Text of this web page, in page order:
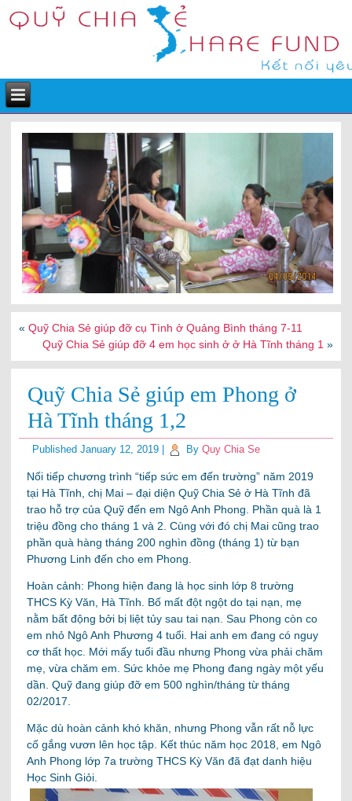
«Quỹ Chia Sẻ giúp đỡ cụ Tình ở Quảng Bình tháng 7-11
Quỹ Chia Sẻ giúp đỡ 4 em học sinh ở ở Hà Tĩnh tháng 1 »
Quỹ Chia Sẻ giúp em Phong ở
Hà Tĩnh tháng 1,2
Published January 12, 2019 By Quy Chia Se
Nối tiếp chương trình “tiếp sức em đến trường” năm 2019
tại Hà Tĩnh, chị Mai – đại diện Quỹ Chia Sẻ ở Hà Tĩnh đã
trao hỗ trợ của Quỹ đến em Ngô Anh Phong. Phần quà là 1
triệu đồng cho tháng 1 và 2. Cùng với đó chị Mai cũng trao
phần quà hàng tháng 200 nghìn đồng (tháng 1) từ bạn
Phương Linh đến cho em Phong.
Hoàn cảnh: Phong hiện đang là học sinh lớp 8 trường
THCS Kỳ Văn, Hà Tĩnh. Bố mất đột ngột do tại nạn, mẹ
nằm bất động bởi bị liệt tủy sau tai nạn. Sau Phong còn co
em nhỏ Ngô Anh Phương 4 tuổi. Hai anh em đang có nguy
cơ thất học. Mới mấy tuổi đầu nhưng Phong vừa phải chăm
mẹ, vừa chăm em. Sức khỏe mẹ Phong đang ngày một yếu
dần. Quỹ đang giúp đỡ em 500 nghìn/tháng từ tháng
02/2017.
Mặc dù hoàn cảnh khó khăn, nhưng Phong vẫn rất nỗ lực
cố gắng vươn lên học tập. Kết thúc năm học 2018, em Ngô
Anh Phong lớp 7a trường THCS Kỳ Văn đã đạt danh hiệu
Học Sinh Giỏi.